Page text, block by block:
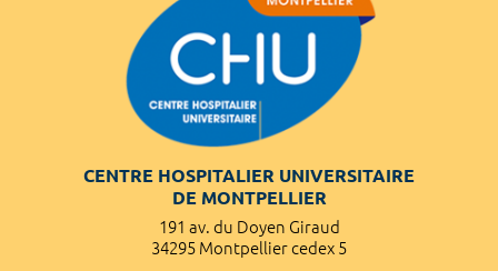
CENTRE HOSPITALIER UNIVERSITAIRE
DE MONTPELLIER
191 av. du Doyen Giraud
34295 Montpellier cedex 5